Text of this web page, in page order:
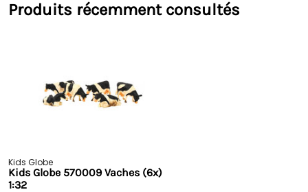
Produits récemment consultés
Kids Globe
Kids Globe 570009 Vaches (6x)
1:32